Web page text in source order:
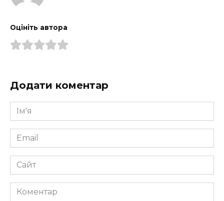
Оцініть автора
Додати коментар
Ім'я
*
Email
*
Сайт
Коментар